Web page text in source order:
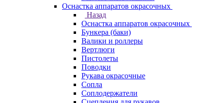
Оснастка аппаратов окрасочных
Назад
Оснастка аппаратов окрасочных
Бункера (баки)
Валики и роллеры
Вертлюги
Пистолеты
Поводки
Рукава окрасочные
Сопла
Соплодержатели